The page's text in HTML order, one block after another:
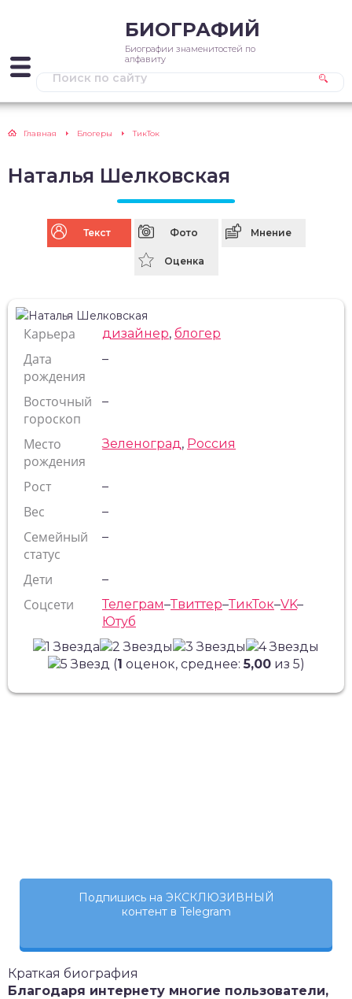
БИОГРАФИЙ
Биографии знаменитостей по
алфавиту
Главная Блогеры ТикТок
Наталья Шелковская
Текст Фото Мнение
Оценка
Карьера дизайнер, блогер
Дата
рождения
–
Восточный
гороскоп
–
Место
рождения
Зеленоград, Россия
Рост –
Вес –
Семейный
статус
–
Дети –
Соцсети Телеграм–Твиттер–ТикТок–VK–
Ютуб
(1 оценок, среднее:5,00из 5)
Подпишись на ЭКСКЛЮЗИВНЫЙ
контент в Telegram
Краткая биография
Благодаря интернету многие пользователи,